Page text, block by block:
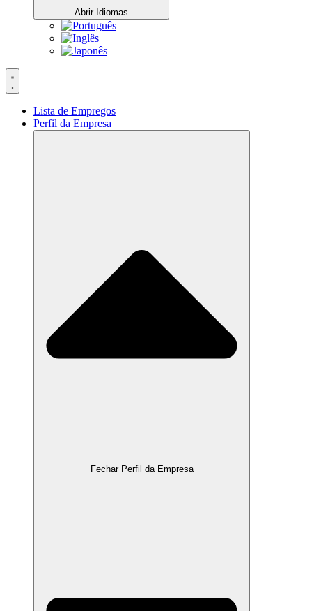
Abrir Idiomas
Lista de Empregos
Perfil da Empresa
Fechar Perfil da Empresa